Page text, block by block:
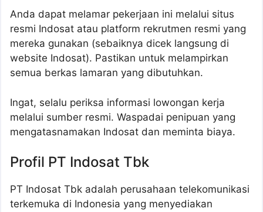
Anda dapat melamar pekerjaan ini melalui situs
resmi Indosat atau platform rekrutmen resmi yang
mereka gunakan (sebaiknya dicek langsung di
website Indosat). Pastikan untuk melampirkan
semua berkas lamaran yang dibutuhkan.
Ingat, selalu periksa informasi lowongan kerja
melalui sumber resmi. Waspadai penipuan yang
mengatasnamakan Indosat dan meminta biaya.
Profil PT Indosat Tbk
PT Indosat Tbk adalah perusahaan telekomunikasi
terkemuka di Indonesia yang menyediakan